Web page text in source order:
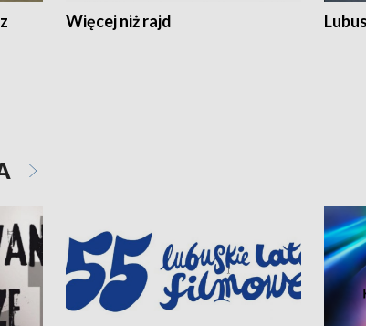
Więcej niż rajd